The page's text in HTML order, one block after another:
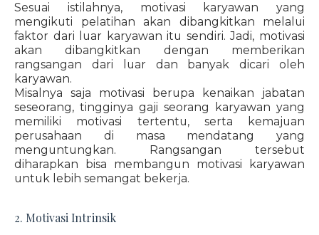
Sesuai istilahnya, motivasi karyawan yang
mengikuti pelatihan akan dibangkitkan melalui
faktor dari luar karyawan itu sendiri. Jadi, motivasi
akan dibangkitkan dengan memberikan
rangsangan dari luar dan banyak dicari oleh
karyawan.
Misalnya saja motivasi berupa kenaikan jabatan
seseorang, tingginya gaji seorang karyawan yang
memiliki motivasi tertentu, serta kemajuan
perusahaan di masa mendatang yang
menguntungkan. Rangsangan tersebut
diharapkan bisa membangun motivasi karyawan
untuk lebih semangat bekerja.
2. Motivasi Intrinsik